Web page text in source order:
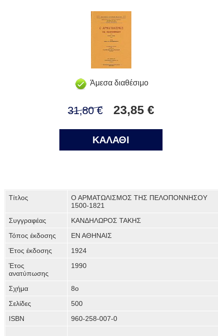
Άμεσα διαθέσιμο
31,80 € 23,85 €
ΚΑΛΑΘΙ
Τίτλος
Ο ΑΡΜΑΤΩΛΙΣΜΟΣ ΤΗΣ ΠΕΛΟΠΟΝΝΗΣΟΥ
1500-1821
Συγγραφέας
ΚΑΝΔΗΛΩΡΟΣ ΤΑΚΗΣ
Τόπος έκδοσης
ΕΝ ΑΘΗΝΑΙΣ
Έτος έκδοσης
1924
Έτος
ανατύπωσης
1990
Σχήμα
8ο
Σελίδες
500
ISBN
960-258-007-0